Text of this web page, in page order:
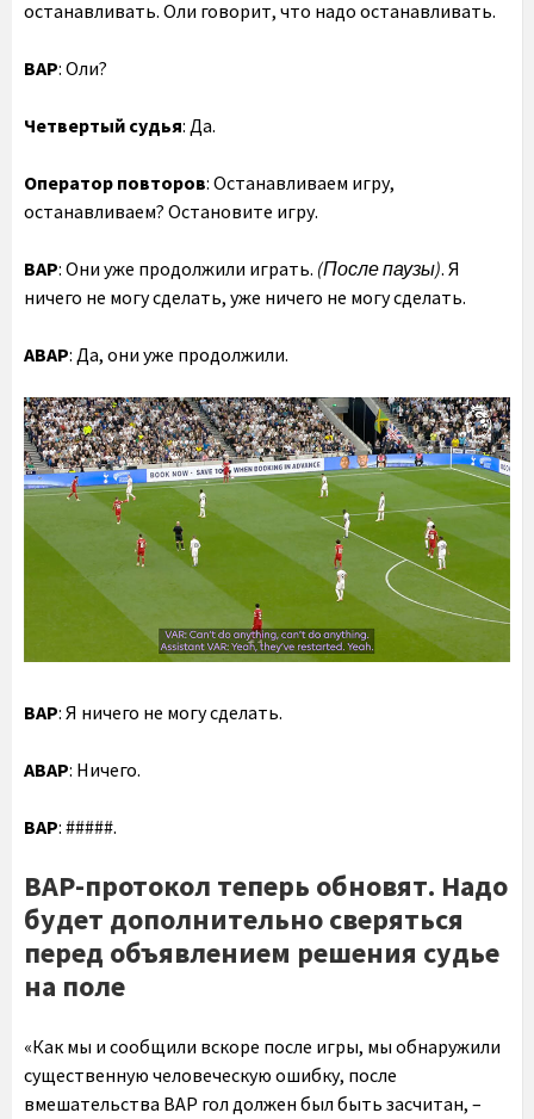
останавливать. Оли говорит, что надо останавливать.
ВАР: Оли?
Четвертый судья: Да.
Оператор повторов: Останавливаем игру,
останавливаем? Остановите игру.
ВАР: Они уже продолжили играть. (После паузы). Я
ничего не могу сделать, уже ничего не могу сделать.
АВАР: Да, они уже продолжили.
ВАР: Я ничего не могу сделать.
АВАР: Ничего.
ВАР: #####.
ВАР-протокол теперь обновят. Надо
будет дополнительно сверяться
перед объявлением решения судье
на поле
«Как мы и сообщили вскоре после игры, мы обнаружили
существенную человеческую ошибку, после
вмешательства ВАР гол должен был быть засчитан, –